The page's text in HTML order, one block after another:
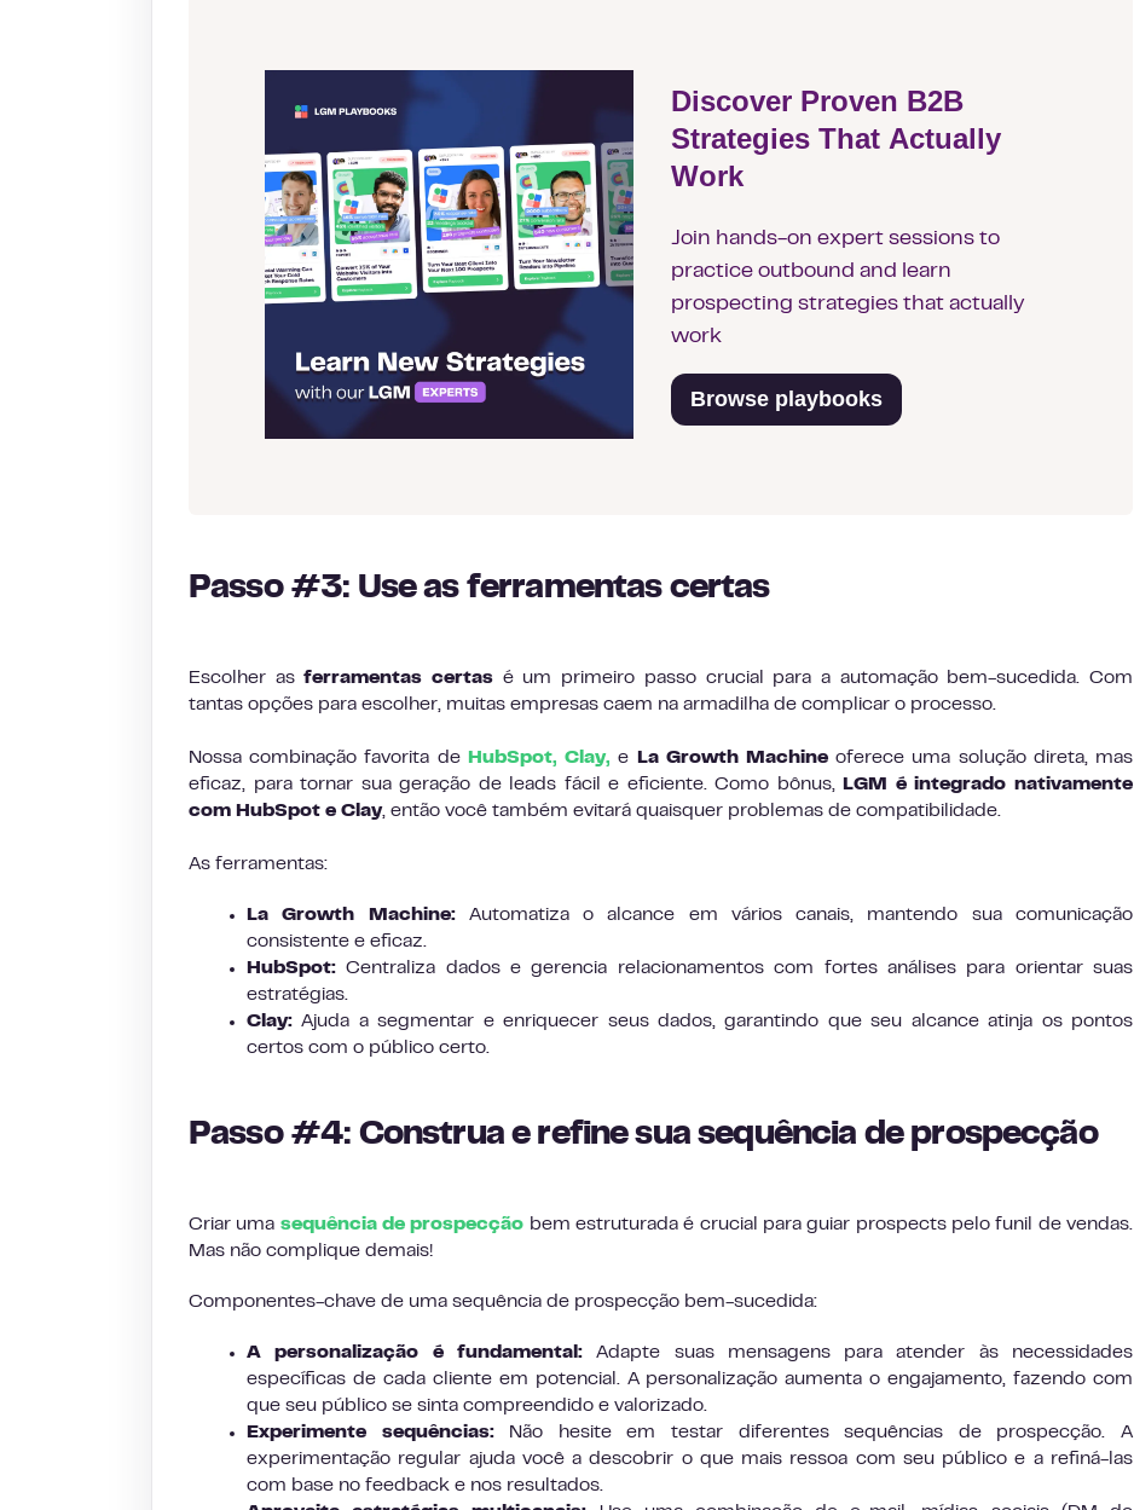
Discover Proven B2B
Strategies That Actually
Work
Join hands-on expert sessions to
practice outbound and learn
prospecting strategies that actually
work
Browse playbooks
Passo #3: Use as ferramentas certas
Escolher asferramentas certas é um primeiro passo crucial para a automação bem-sucedida. Com
tantas opções para escolher, muitas empresas caem na armadilha de complicar o processo.
Nossa combinação favorita de HubSpot, Clay, e La Growth Machineoferece uma solução direta, mas
eficaz, para tornar sua geração de leads fácil e eficiente. Como bônus,
LGM é integrado nativamente
com HubSpot e Clay, então você também evitará quaisquer problemas de compatibilidade.
As ferramentas:
La Growth Machine:Automatiza o alcance em vários canais, mantendo sua comunicação
consistente e eficaz.
HubSpot: Centraliza dados e gerencia relacionamentos com fortes análises para orientar suas
estratégias.
Clay: Ajuda a segmentar e enriquecer seus dados, garantindo que seu alcance atinja os pontos
certos com o público certo.
Passo #4: Construa e refine sua sequência de prospecção
Criar uma sequência de prospecção bem estruturada é crucial para guiar prospects pelo funil de vendas.
Mas não complique demais!
Componentes-chave de uma sequência de prospecção bem-sucedida:
A personalização é fundamental:Adapte suas mensagens para atender às necessidades
específicas de cada cliente em potencial. A personalização aumenta o engajamento, fazendo com
que seu público se sinta compreendido e valorizado.
Experimente sequências:Não hesite em testar diferentes sequências de prospecção. A
experimentação regular ajuda você a descobrir o que mais ressoa com seu público e a refiná-las
com base no feedback e nos resultados.